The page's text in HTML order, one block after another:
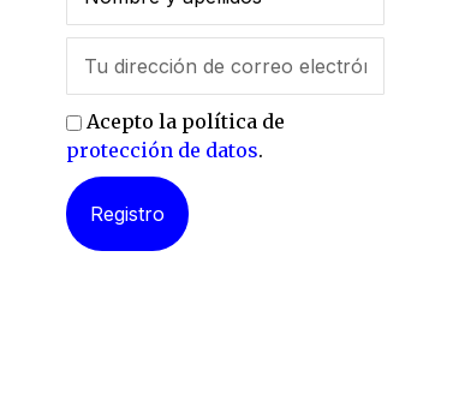
Acepto la política de
protección de datos.